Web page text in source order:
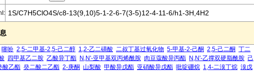
1S/C7H5ClO4S/c8-13(9,10)5-1-2-6-7(3-5)12-4-11-6/h1-3H,4H2
噻吩 2,5-二甲基-2,5-己二醇 1,2-乙二磺酸 二叔丁基过氧化物 5-甲基-2-己酮 2,5-己二酮 丁二
四甲基乙二胺 乙酸异丁酯 N,N'-亚甲基双丙烯酰胺 肉豆蔻酸异丙酯 N,N'-乙撑双硬脂酰胺 己
酸乙酯 癸二酸二乙酯 2-庚酮 山梨酸 甲酸异戊酯 亚硝酸异戊酯 吡啶硼烷 1,4-二溴丁烷 溴戊